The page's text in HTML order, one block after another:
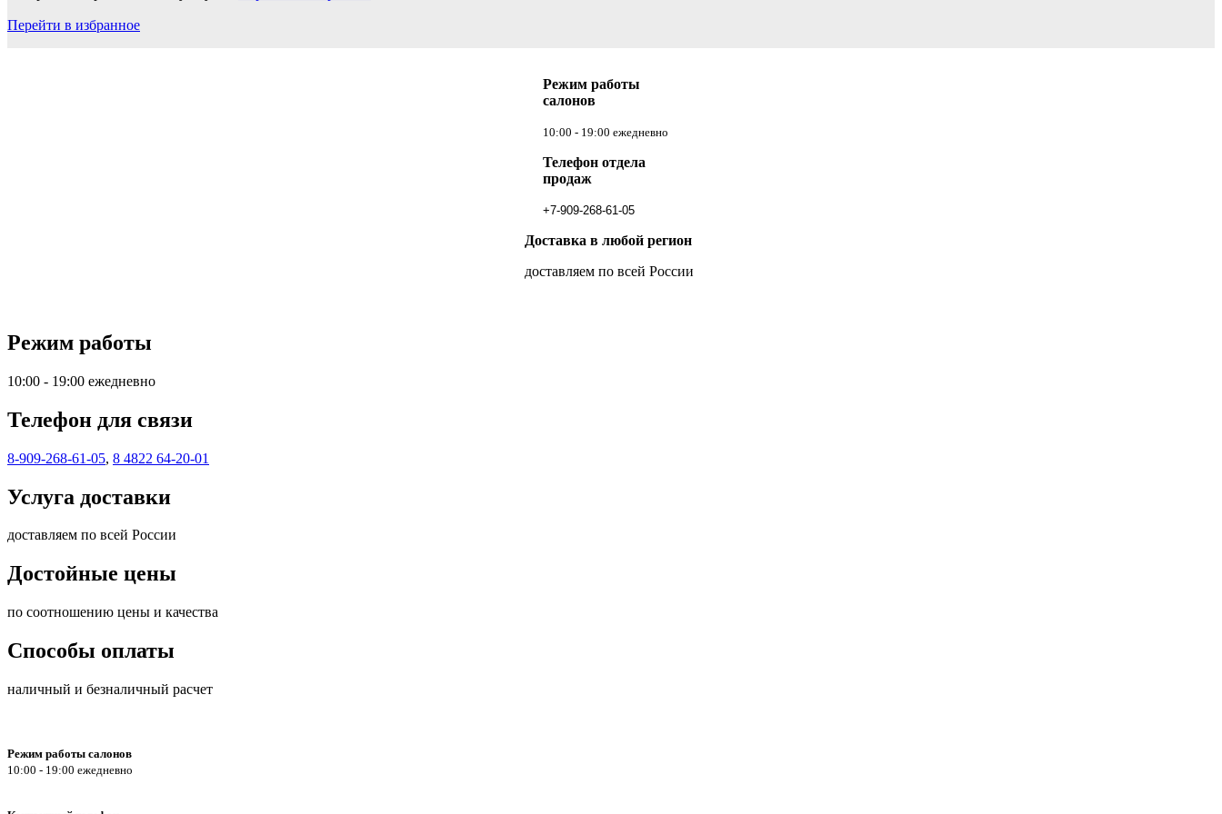
Перейти в избранное
Режим работы
салонов
10:00 - 19:00 ежедневно
Телефон отдела
продаж
+7-909-268-61-05
Доставка в любой регион
доставляем по всей России
Режим работы
10:00 - 19:00 ежедневно
Телефон для связи
8-909-268-61-05, 8 4822 64-20-01
Услуга доставки
доставляем по всей России
Достойные цены
по соотношению цены и качества
Способы оплаты
наличный и безналичный расчет
Режим работы салонов
10:00 - 19:00 ежедневно